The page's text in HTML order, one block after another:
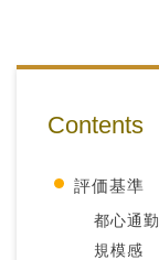
Contents
評価基準
都心通勤
規模感